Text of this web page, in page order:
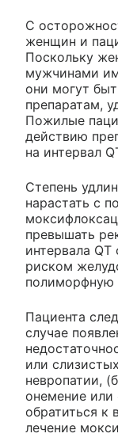
С
женщин и
Поскольку
мужчинами
они могут
препаратам,
Пожилые
действию
на интервал
Степень
нарастать с
превышать
интервала
риском
полиморфную
Пациента
случае
или
невропатии,
онемение или
обратиться к
лечение